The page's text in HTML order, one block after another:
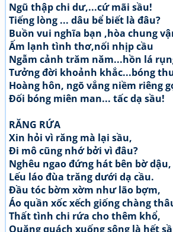
Ngũ thập chi dư,...cứ mãi sầu!
Tiếng lòng ... dâu bể biết là đâu?
Buồn vui nghĩa bạn ,hòa chung
Ấm lạnh tình thơ,nối nhịp cầu
Ngẫm cảnh trăm năm...hồn lá
Tưởng đời khoảnh khắc...bóng
Hoàng hôn, ngõ vắng niềm riêng
Đối bóng miên man... tấc dạ sầu!
RĂNG RỨA
Xin hỏi vì răng mà lại sầu,
Đi mô cũng nhớ bởi vì đâu?
Nghêu ngao đứng hát bên bờ dậu,
Lếu láo đùa trăng dưới dạ cầu.
Đầu tóc bờm xờm như lão bợm,
Áo quần xốc xếch giống chàng
Thất tình chi rứa cho thêm khổ,
Quăng quách xuống sông là hết